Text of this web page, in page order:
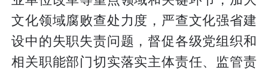
文化领域腐败查处力度，严查文化强省建
设中的失职失责问题，督促各级党组织和
相关职能部门切实落实主体责任、监管责